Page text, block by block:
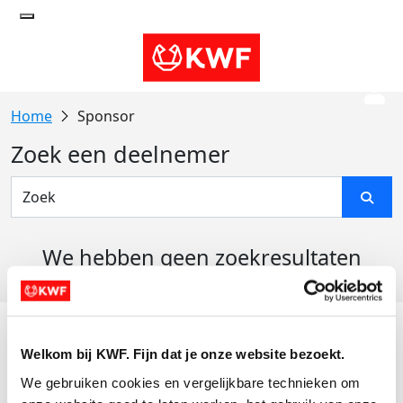
Welkom bij KWF. Fijn dat je onze website bezoekt.
We gebruiken cookies en vergelijkbare technieken om
Sponsor
Zoek een deelnemer
We hebben geen zoekresultaten
Actiematerialen
Evenementen